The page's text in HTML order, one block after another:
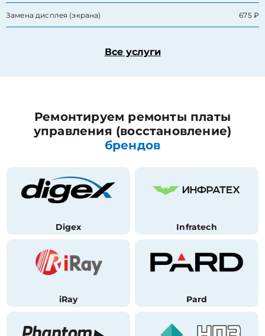
Замена дисплея (экрана) 675 ₽
Все услуги
Ремонтируем ремонты платы
управления (восстановление)
брендов
Digex Infratech
iRay Pard